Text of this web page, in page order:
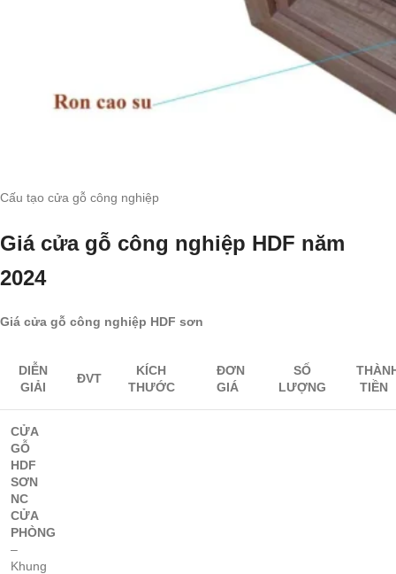
Cấu tạo cửa gỗ công nghiệp
Giá cửa gỗ công nghiệp HDF năm
2024
Giá cửa gỗ công nghiệp HDF sơn
DIỄN
GIẢI
ĐVT
KÍCH
THƯỚC
ĐƠN
GIÁ
SỐ
LƯỢNG
TIỀN
CỬA
GỖ
HDF
SƠN
NC
CỬA
PHÒNG
–
Khung